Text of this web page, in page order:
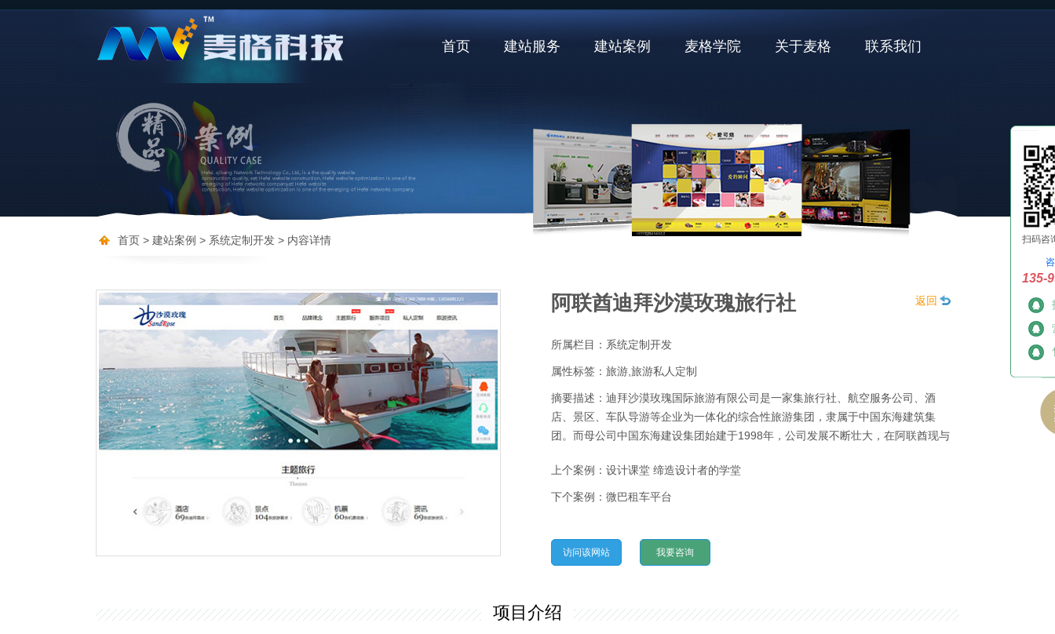
首页 建站服务 建站案例 麦格学院 关于麦格 联系我们
首页 > 建站案例 > 系统定制开发 > 内容详情
阿联酋迪拜沙漠玫瑰旅行社
所属栏目： 系统定制开发
属性标签：旅游,旅游私人定制
摘要描述：迪拜沙漠玫瑰国际旅游有限公司是一家集旅行社、航空服务公司、酒
店、景区、车队导游等企业为一体化的综合性旅游集团，隶属于中国东海建筑集
团。而母公司中国东海建设集团始建于1998年，公司发展不断壮大，在阿联酋现与
领导品牌，成为当地行业翘楚。
上个案例： 设计课堂 缔造设计者的学堂
下个案例： 微巴租车平台
返回
访问该网站 我要咨询
项目介绍
扫码咨
135-